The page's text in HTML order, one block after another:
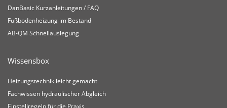
DanBasic Kurzanleitungen / FAQ
Fußbodenheizung im Bestand
AB-QM Schnellauslegung
Wissensbox
Heizungstechnik leicht gemacht
Fachwissen hydraulischer Abgleich
Einstellregeln für die Praxis